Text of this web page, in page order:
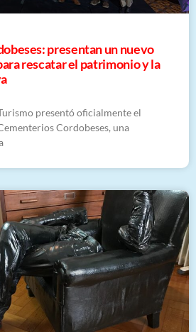
presentan un nuevo
rescatar el patrimonio y la
presentó oficialmente el
Cordobeses, una